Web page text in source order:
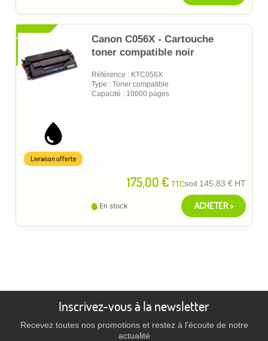
XL
Canon C056X - Cartouche
toner compatible noir
Référence : KTC056X
Type : Toner compatible
Capacité : 10000 pages
175,00 € TTCsoit 145,83 € HT
Livraison offerte
En stock ACHETER >
Inscrivez-vous à la newsletter
Recevez toutes nos promotions et restez à l'écoute de notre
actualité